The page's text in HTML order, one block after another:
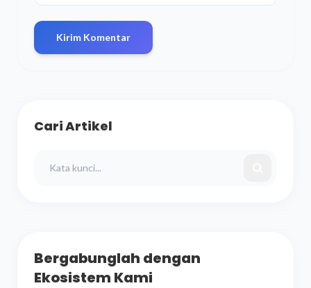
Kirim Komentar
Cari Artikel
Bergabunglah dengan
Ekosistem Kami